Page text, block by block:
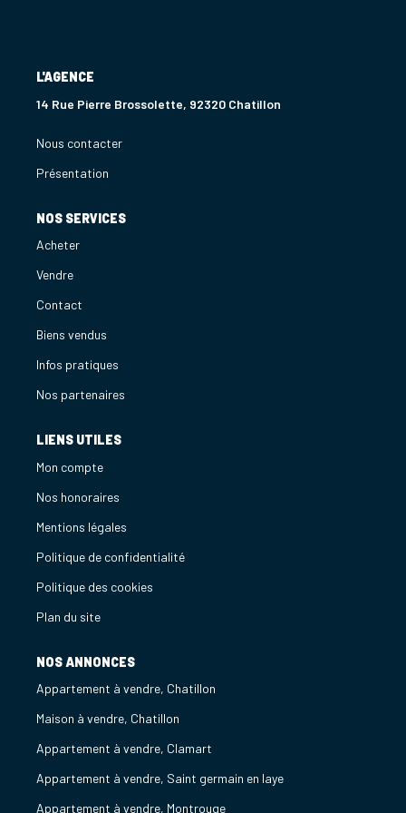
L'AGENCE
14 Rue Pierre Brossolette, 92320 Chatillon
Nous contacter
Présentation
NOS SERVICES
Acheter
Vendre
Contact
Biens vendus
Infos pratiques
Nos partenaires
LIENS UTILES
Mon compte
Nos honoraires
Mentions légales
Politique de confidentialité
Politique des cookies
Plan du site
NOS ANNONCES
Appartement à vendre, Chatillon
Maison à vendre, Chatillon
Appartement à vendre, Clamart
Appartement à vendre, Saint germain en laye
Appartement à vendre, Montrouge